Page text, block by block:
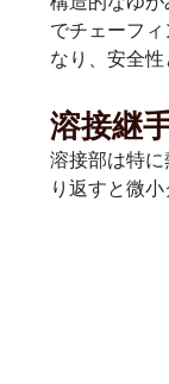
でチェーフ
なり、安全
溶接継
溶接部は特
り返すと微